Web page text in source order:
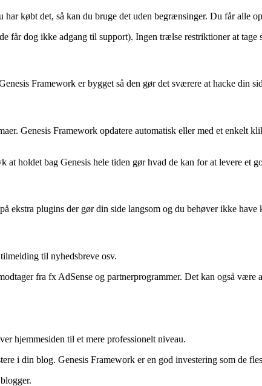
købt det, så kan du bruge det uden begrænsinger. Du får alle
får dog ikke adgang til support). Ingen trælse restriktioner at tage
Framework er bygget så den gør det sværere at hacke din
Genesis Framework opdatere automatisk eller med et enkelt
holdet bag Genesis hele tiden gør hvad de kan for at levere et
ekstra plugins der gør din side langsom og du behøver ikke
til nyhedsbreve osv.
fra fx AdSense og partnerprogrammer. Det kan også være
hjemmesiden til et mere professionelt niveau.
i din blog. Genesis Framework er en god investering som de